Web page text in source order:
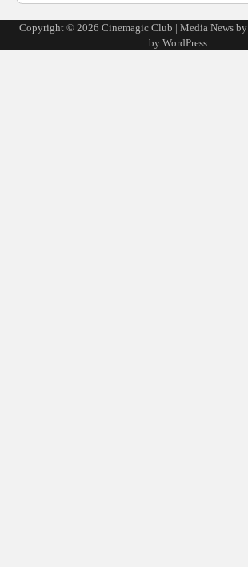
Copyright © 2026 Cinemagic Club | Media News by
by WordPress.